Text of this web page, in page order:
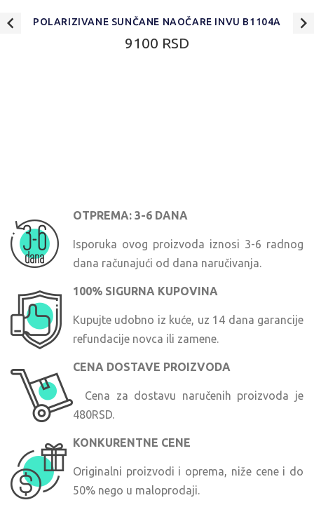
POLARIZIVANE SUNČANE NAOČARE INVU B1104A
9100 RSD
OTPREMA: 3-6 DANA
Isporuka ovog proizvoda iznosi 3-6 radnog
dana računajući od dana naručivanja.
100% SIGURNA KUPOVINA
Kupujte udobno iz kuće, uz 14 dana garancije
refundacije novca ili zamene.
CENA DOSTAVE PROIZVODA
Cena za dostavu naručenih proizvoda je
480RSD.
KONKURENTNE CENE
Originalni proizvodi i oprema, niže cene i do
50% nego u maloprodaji.